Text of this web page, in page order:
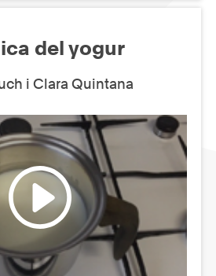
del yogur
i Clara Quintana